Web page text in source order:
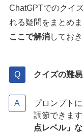
ChatGPTでのクイ
れる疑問をまとめま
ここで解消しておき
クイズの難
プロンプト
調節できます
点レベル」